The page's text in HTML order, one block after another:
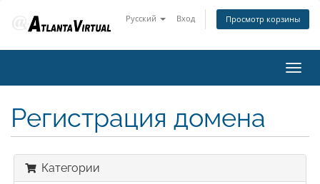
Русский Вход Просмотр корзины
Регистрация домена
Категории